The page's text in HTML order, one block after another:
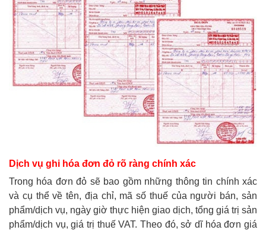
Dịch vụ ghi hóa đơn đỏ rõ ràng chính xác
Trong hóa đơn đỏ sẽ bao gồm những thông tin chính xác
và cụ thể về tên, địa chỉ, mã số thuế của người bán, sản
phẩm/dịch vụ, ngày giờ thực hiện giao dịch, tổng giá trị sản
phẩm/dịch vụ, giá trị thuế VAT. Theo đó, sở dĩ hóa đơn giá